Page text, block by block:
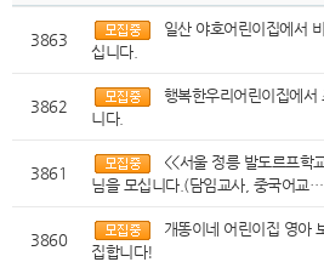
3863
일산 야호어린이집에서
십니다.
3862
행복한우리어린이집에서
니다.
3861
<<서울 정릉 발도르프학
님을 모십니다.(담임교사, 중국어교…
3860
개똥이네 어린이집 영아
집합니다!